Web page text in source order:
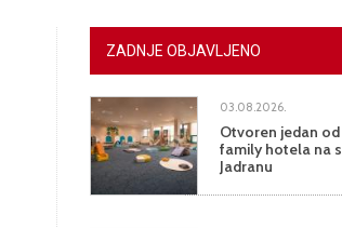
ZADNJE OBJAVLJENO
03.08.2026.
Otvoren jedan od
family hotela na
Jadranu